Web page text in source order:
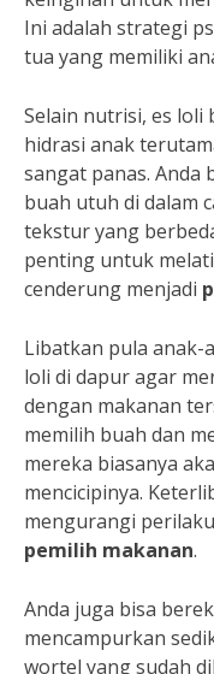
Ini adalah strategi
tua yang memiliki
Selain nutrisi, es loli
hidrasi anak
sangat panas. Anda
buah utuh di dalam
tekstur yang
penting untuk
cenderung menjadi
Libatkan pula anak-
loli di dapur agar
dengan makanan
memilih buah dan
mereka biasanya
mencicipinya.
mengurangi
pemilih makanan.
Anda juga bisa
mencampurkan
wortel yang sudah